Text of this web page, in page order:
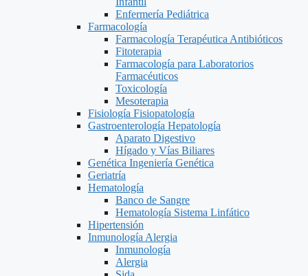
Enfermería Pediátrica
Farmacología
Farmacología Terapéutica Antibióticos
Fitoterapia
Farmacología para Laboratorios
Farmacéuticos
Toxicología
Mesoterapia
Fisiología Fisiopatología
Gastroenterología Hepatología
Aparato Digestivo
Hígado y Vías Biliares
Genética Ingeniería Genética
Geriatría
Hematología
Banco de Sangre
Hematología Sistema Linfático
Hipertensión
Inmunología Alergia
Inmunología
Alergia